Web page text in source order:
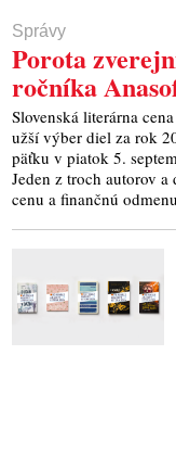
Správy
Porota
ročníka
Slovenská literárna
užší výber diel za rok
päťku v piatok 5.
Jeden z troch autorov
cenu a finančnú